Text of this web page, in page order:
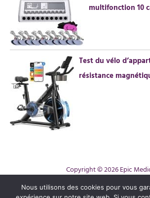
multifonction 10
Test du vélo
résistance
Copyright © 2026 Epic
Contact
Nous utilisons des cookies pour vous